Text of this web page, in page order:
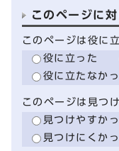
このページに
このページは役に
役に立った
役に立たなか
このページは見つ
見つけやすか
見つけにくか